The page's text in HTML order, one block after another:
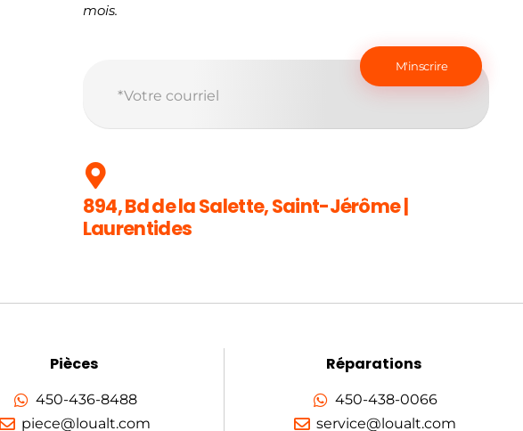
mois.
894, Bd de la Salette, Saint-Jérôme |
Laurentides
Pièces
450-436-8488
piece@loualt.com
Réparations
450-438-0066
service@loualt.com